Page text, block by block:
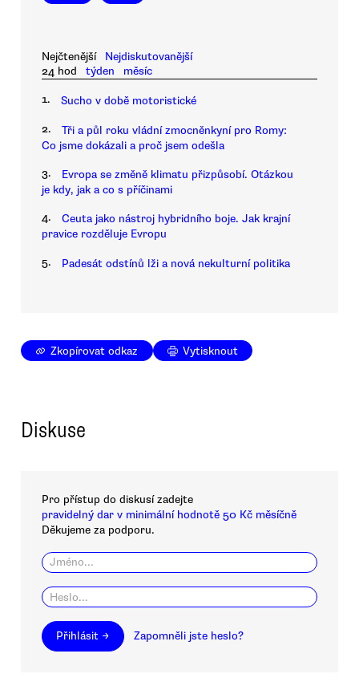
Nejčtenější
Nejdiskutovanější
24 hod
týden měsíc
1. Sucho v době motoristické
2.
Tři a půl roku vládní zmocněnkyní pro Romy:
Co jsme dokázali a proč jsem odešla
3.
Evropa se změně klimatu přizpůsobí. Otázkou
je kdy, jak a co s příčinami
4.
Ceuta jako nástroj hybridního boje. Jak krajní
pravice rozděluje Evropu
5. Padesát odstínů lži a nová nekulturní politika
Zkopírovat odkaz Vytisknout
Diskuse
Pro přístup do diskusí zadejte
pravidelný dar v minimální hodnotě 50 Kč měsíčně
Děkujeme za podporu.
Přihlásit → Zapomněli jste heslo?